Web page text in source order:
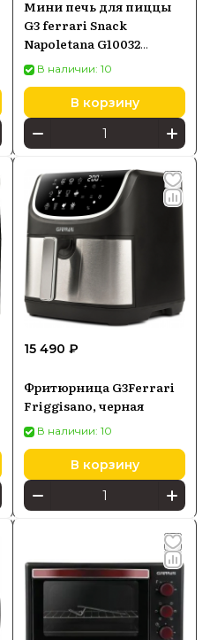
Мини печь для пиццы
G3 ferrari Snack
Napoletana G10032
пиццамейкер
В наличии: 10
В корзину
15 490 ₽
Фритюрница G3Ferrari
Friggisano, черная
В наличии: 10
В корзину